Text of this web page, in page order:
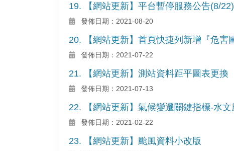
19. 【網站更新】平台暫停服務公告(8/
發佈日期：2021-08-20
20. 【網站更新】首頁快捷列新增『危害
發佈日期：2021-07-22
21. 【網站更新】測站資料距平圖表更換
發佈日期：2021-07-13
22. 【網站更新】氣候變遷關鍵指標-水文
發佈日期：2021-02-22
23. 【網站更新】颱風資料小改版